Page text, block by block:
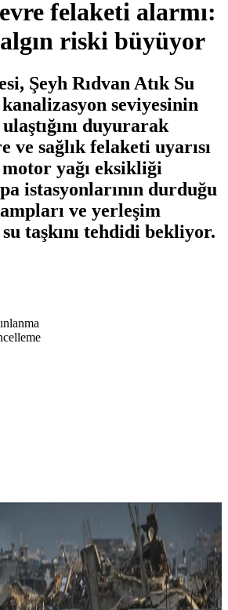
felaketi alarmı:
riski büyüyor
Şeyh Rıdvan Atık Su
seviyesinin
duyurarak
ve sağlık felaketi uyarısı
motor yağı eksikliği
istasyonlarının durduğu
ve yerleşim
taşkını tehdidi bekliyor.